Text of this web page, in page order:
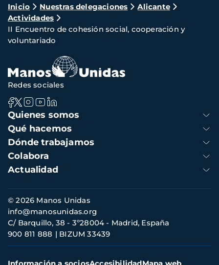
Ruta
de
navegación
Inicio Nuestras delegaciones
Alicante
Actividades
II Encuentro de cohesión social, cooperación y
voluntariado
Navegación
principal
Quienes somos
Qué hacemos
Dónde trabajamos
Colabora
Actualidad
Redes sociales
Información
de
contacto
© 2026 Manos Unidas
C/ Barquillo, 38 - 3º28004 - Madrid, España
900 811 888
BIZUM 33439
info@manosunidas.org
Menú